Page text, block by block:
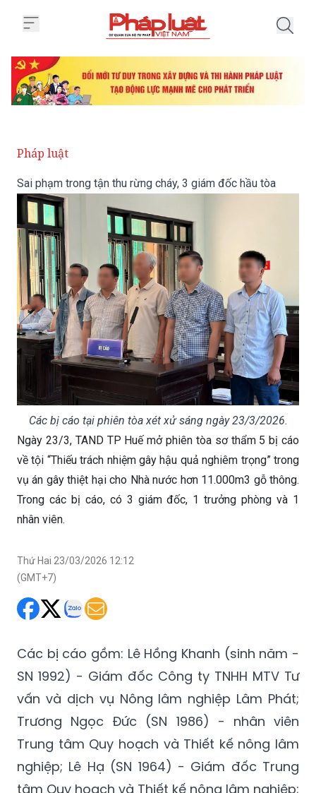
Pháp luật
Sai phạm trong tận thu rừng cháy, 3 giám đốc hầu tòa
Các bị cáo tại phiên tòa xét xử sáng ngày 23/3/2026.
Ngày 23/3, TAND TP Huế mở phiên tòa sơ thẩm 5 bị cáo
về tội “Thiếu trách nhiệm gây hậu quả nghiêm trọng” trong
vụ án gây thiệt hại cho Nhà nước hơn 11.000m3 gỗ thông.
Trong các bị cáo, có 3 giám đốc, 1 trưởng phòng và 1
nhân viên.
Thứ Hai 23/03/2026 12:12
(GMT+7)
Các bị cáo gồm: Lê Hồng Khanh (sinh năm -
SN 1992) - Giám đốc Công ty TNHH MTV Tư
vấn và dịch vụ Nông lâm nghiệp Lâm Phát;
Trương Ngọc Đức (SN 1986) - nhân viên
Trung tâm Quy hoạch và Thiết kế nông lâm
nghiệp; Lê Hạ (SN 1964) - Giám đốc Trung
tâm Quy hoạch và Thiết kế nông lâm nghiệp;